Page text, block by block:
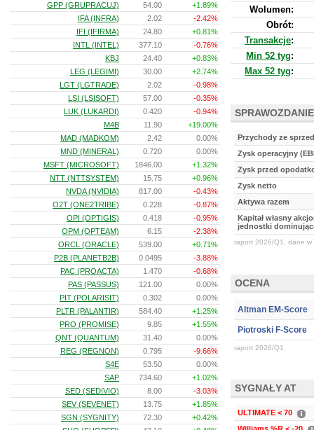
Wolumen:
Obrót:
Transakcje:
Min 52 tyg:
Max 52 tyg:
Przychody ze
Zysk operacyjny
Zysk przed
Zysk netto
Aktywa razem
Kapitał własny
jednostki
raport 2026/Q1, dane w
OCENA
Altman EM-Score
Piotroski F-Score
raport 2026/Q1
SYGNAŁY AT
ULTIMATE < 70
GPP (GRUPRACUJ)
54.00
+1.89%
IFA (INFRA)
2.02
-2.42%
IFI (IFIRMA)
24.80
+0.81%
INTL (INTEL)
377.10
-0.76%
KBJ
24.40
+0.83%
LEG (LEGIMI)
30.00
+2.74%
LGT (LGTRADE)
2.02
-0.98%
LSI (LSISOFT)
57.00
-0.35%
LUK (LUKARDI)
0.420
-0.94%
M4B
11.90
+19.00%
MAD (MADKOM)
2.42
0.00%
MND (MINERAL)
0.720
0.00%
MSFT (MICROSOFT)
1846.00
+1.32%
NTT (NTTSYSTEM)
15.75
+0.96%
NVDA (NVIDIA)
817.00
-0.43%
O2T (ONE2TRIBE)
0.228
-0.87%
OPI (OPTIGIS)
0.418
-0.95%
OPM (OPTEAM)
6.15
-2.38%
ORCL (ORACLE)
539.00
+0.71%
P2B (PLANETB2B)
0.0495
-3.88%
PAC (PROACTA)
1.470
-0.68%
PAS (PASSUS)
121.00
0.00%
PIT (POLARISIT)
0.302
0.00%
PLTR (PALANTIR)
584.40
+1.25%
PRO (PROMISE)
9.85
+1.55%
QNT (QUANTUM)
31.40
0.00%
REG (REGNON)
0.795
-9.66%
S4E
53.50
0.00%
SAP
734.60
+1.02%
SED (SEDIVIO)
8.00
-3.03%
SEV (SEVENET)
13.75
+1.85%
SGN (SYGNITY)
72.30
+0.42%